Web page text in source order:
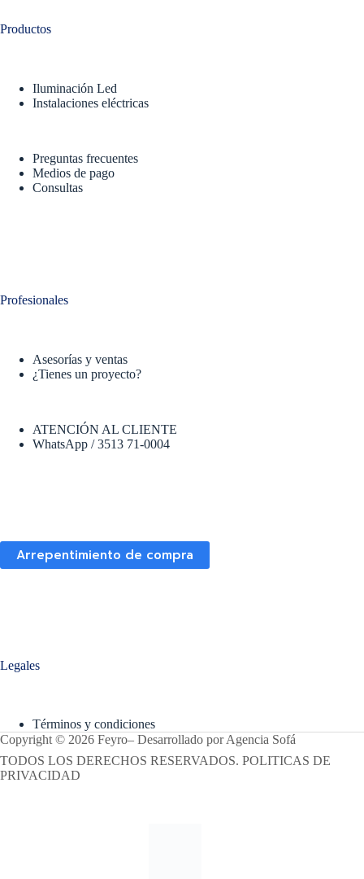
Productos
Iluminación Led
Instalaciones eléctricas
Preguntas frecuentes
Medios de pago
Consultas
Profesionales
Asesorías y ventas
¿Tienes un proyecto?
ATENCIÓN AL CLIENTE
WhatsApp / 3513 71-0004
Arrepentimiento de compra
Legales
Términos y condiciones
Copyright © 2026 Feyro– Desarrollado porAgencia Sofá
TODOS LOS DERECHOS RESERVADOS. POLITICAS DE
PRIVACIDAD